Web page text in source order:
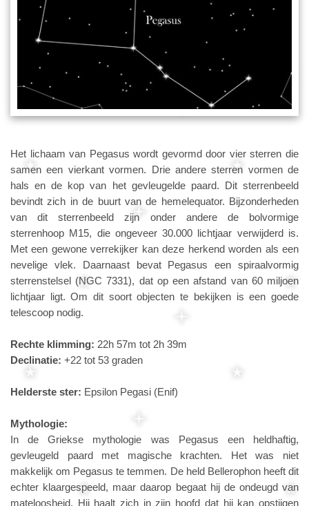
Het lichaam van Pegasus wordt gevormd door vier sterren die
samen een vierkant vormen. Drie andere sterren vormen de
hals en de kop van het gevleugelde paard. Dit sterrenbeeld
bevindt zich in de buurt van de hemelequator. Bijzonderheden
van dit sterrenbeeld zijn onder andere de bolvormige
sterrenhoop M15, die ongeveer 30.000 lichtjaar verwijderd is.
Met een gewone verrekijker kan deze herkend worden als een
nevelige vlek. Daarnaast bevat Pegasus een spiraalvormig
sterrenstelsel (NGC 7331), dat op een afstand van 60 miljoen
lichtjaar ligt. Om dit soort objecten te bekijken is een goede
telescoop nodig.
Rechte klimming: 22h 57m tot 2h 39m
Declinatie: +22 tot 53 graden
Helderste ster: Epsilon Pegasi (Enif)
Mythologie:
In de Griekse mythologie was Pegasus een heldhaftig,
gevleugeld paard met magische krachten. Het was niet
makkelijk om Pegasus te temmen. De held Bellerophon heeft dit
echter klaargespeeld, maar daarop begaat hij de ondeugd van
mateloosheid. Hij haalt zich in zijn hoofd dat hij kan opstijgen